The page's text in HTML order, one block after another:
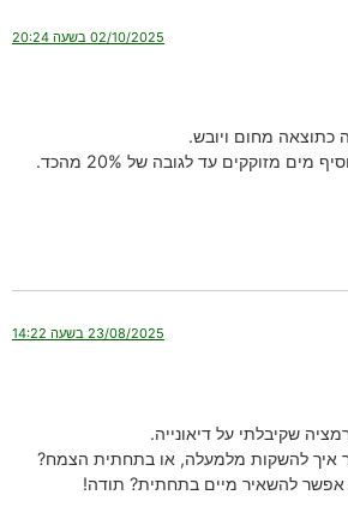
02/10/2025 בשעה 20:24
כתוצאה מחום ויובש.
מזוקקים עד לגובה של 20% מהכד.
23/08/2025 בשעה 14:22
שקיבלתי על דיאונייה.
איך להשקות מלמעלה, או בתחתית הצמח?
להשאיר מיים בתחתית? תודה!